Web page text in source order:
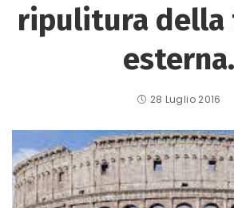
ripulitura della
esterna.
28 Luglio 2016